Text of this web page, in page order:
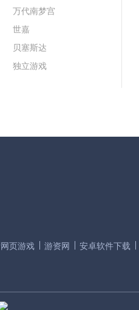
万代南梦宫
世嘉
贝塞斯达
独立游戏
页游戏 游资网 安卓软件下载